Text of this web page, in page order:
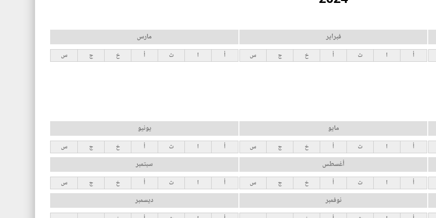
فبراير
أ ا ث أ خ ج س
مارس
أ ا ث أ خ ج س
مايو
أ ا ث أ خ ج س
يونيو
أ ا ث أ خ ج س
أغسطس
أ ا ث أ خ ج س
سبتمبر
أ ا ث أ خ ج س
نوفمبر ديسمبر